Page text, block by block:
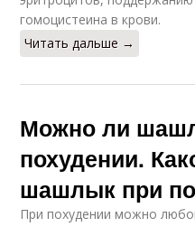
гомоцистеина в крови.
Читать дальше →
Можно ли
похудении.
шашлык при
При похудении можно